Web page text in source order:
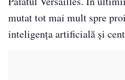
mutat tot mai mult spre
inteligența artificială și